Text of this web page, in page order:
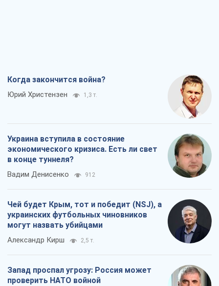
Когда закончится война?
Юрий Христензен 1,3 т.
Украина вступила в состояние
экономического кризиса. Есть ли свет
в конце туннеля?
Вадим Денисенко 912
Чей будет Крым, тот и победит (NSJ), а
украинских футбольных чиновников
могут назвать убийцами
Александр Кирш 2,5 т.
Запад проспал угрозу: Россия может
проверить НАТО войной